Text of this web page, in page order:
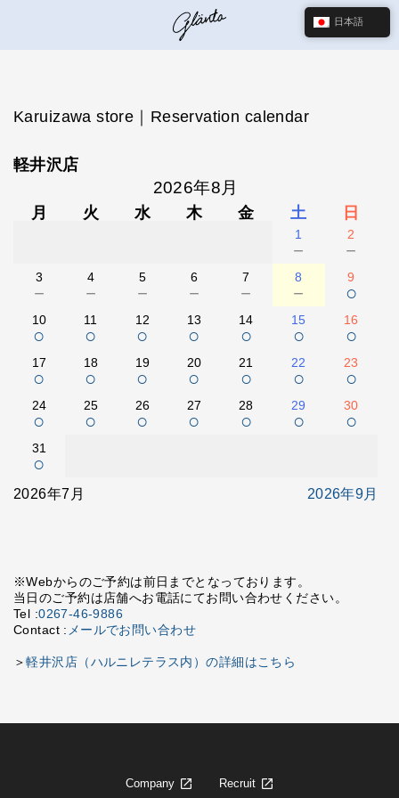
Karuizawa store｜Reservation calendar
軽井沢店
2026年8月
月 火 水 木 金 土 日
1
－
2
－
3
－
4
－
5
－
6
－
7
－
8
－
9
○
10
○
11
○
12
○
13
○
14
○
15
○
16
○
17
○
18
○
19
○
20
○
21
○
22
○
23
○
24
○
25
○
26
○
27
○
28
○
29
○
30
○
31
○
2026年7月 2026年9月
※Webからのご予約は前日までとなっております。
当日のご予約は店舗へお電話にてお問い合わせください。
Tel :0267-46-9886
Contact : メールでお問い合わせ
＞軽井沢店（ハルニレテラス内）の詳細はこちら
Company Recruit
日本語